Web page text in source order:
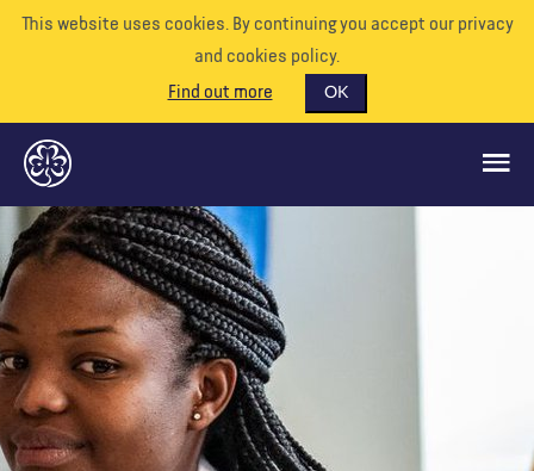
This website uses cookies. By continuing you accept our privacy
and cookies policy.
Find out more
OK
QUÉ HACEMOS
APÓYENOS
VOLUNTARIO
EVENTOS
NUESTRO MUNDO